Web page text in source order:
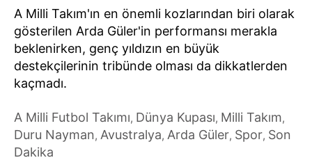
A Milli Takım'ın en önemli kozlarından biri olarak
gösterilen Arda Güler'in performansı merakla
beklenirken, genç yıldızın en büyük
destekçilerinin tribünde olması da dikkatlerden
kaçmadı.
A Milli Futbol Takımı, Dünya Kupası, Milli Takım,
Duru Nayman, Avustralya, Arda Güler, Spor, Son
Dakika